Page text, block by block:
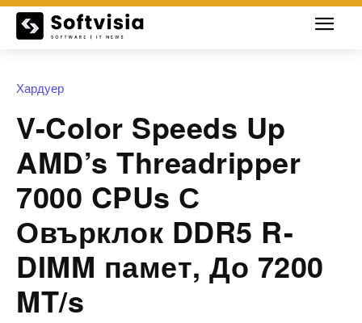
Хардуер
V-Color Speeds Up
AMD’s Threadripper
7000 CPUs С
Овърклок DDR5 R-
DIMM памет, До 7200
MT/s